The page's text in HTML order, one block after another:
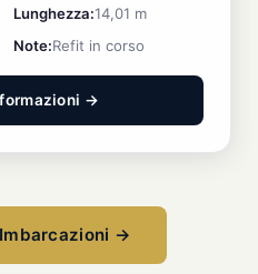
Lunghezza:14,01 m
Note:Refit in corso
→
→